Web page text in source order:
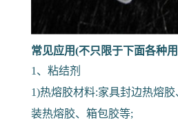
常见应用(不只限于下面各种
1、粘结剂
1)热熔胶材料:家具封边热熔
装热熔胶、箱包胶等;